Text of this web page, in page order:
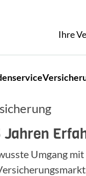
Ihre
Umgang